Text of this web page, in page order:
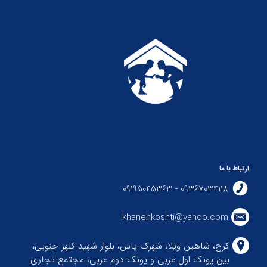
ارتباط با ما
09367034118 - 09195045363
khanehkoshti@yahoo.com
کرج، شاهین ویلا، شهرک یاس، بلوار شهید کلهر جنوبی،
بین پونک اول غربی و پونک دوم غربی، مجتمع تجاری